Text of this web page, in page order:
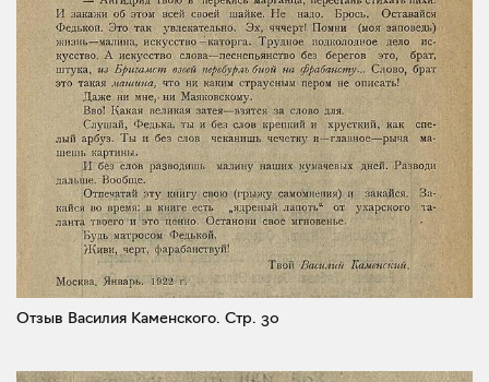
Отзыв Василия Каменского. Стр. 30